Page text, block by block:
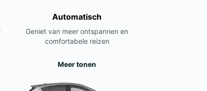
Automatisch
Geniet van meer ontspannen en
comfortabele reizen
Meer tonen